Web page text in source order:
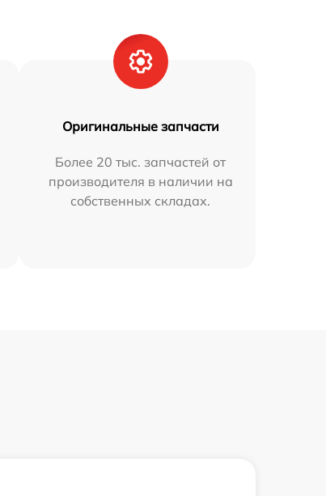
Оригинальные запчасти
Более 20 тыс. запчастей от
производителя в наличии на
собственных складах.